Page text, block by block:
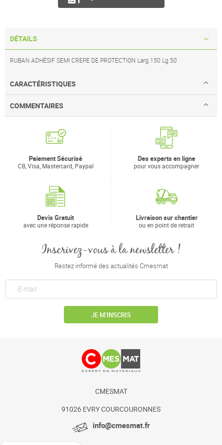
DÉTAILS
RUBAN ADHÉSIF SEMI CREPE DE PROTECTION Larg.150 Lg.50
CARACTÉRISTIQUES
COMMENTAIRES
Paiement Sécurisé
CB, Visa, Mastercard, Paypal
Des experts en ligne
pour vous accompagner
Devis Gratuit
avec une réponse rapide
Livraison sur chantier
ou en point de retrait
Inscrivez-vous à la newsletter !
Restez informé des actualités Cmesmat
JE M’INSCRIS
CMESMAT
91026 EVRY COURCOURONNES
info@cmesmat.fr